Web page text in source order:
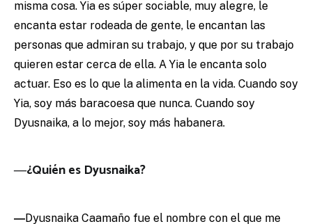
misma cosa. Yia es súper sociable, muy alegre, le
encanta estar rodeada de gente, le encantan las
personas que admiran su trabajo, y que por su trabajo
quieren estar cerca de ella. A Yia le encanta solo
actuar. Eso es lo que la alimenta en la vida. Cuando soy
Yia, soy más baracoesa que nunca. Cuando soy
Dyusnaika, a lo mejor, soy más habanera.
―¿Quién es Dyusnaika?
―Dyusnaika Caamaño fue el nombre con el que me